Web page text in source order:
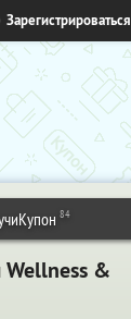
Зарегистрироваться
84
&